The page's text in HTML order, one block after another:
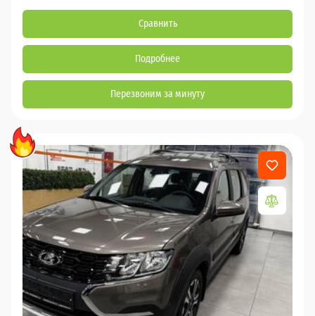
Сравнить
Подробнее
Перезвоним за минуту